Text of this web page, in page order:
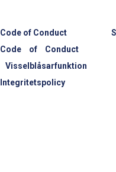
Code of Conduct
Code of Conduct
Visselblåsarfunktion
Integritetspolicy